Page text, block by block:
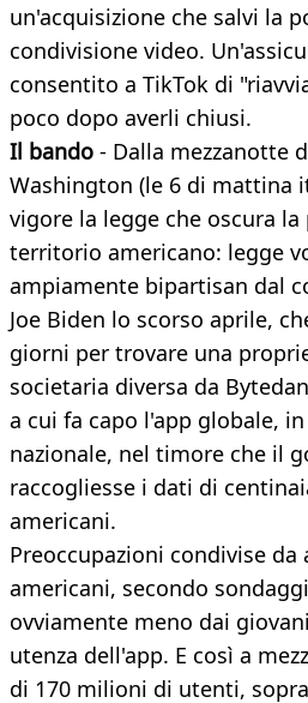
un'acquisizione che salvi la
condivisione video.
consentito a TikTok di
poco dopo averli chiusi.
Il bando - Dalla mezzanotte
Washington (le 6 di mattina
vigore la legge che oscura
territorio americano: legge
ampiamente bipartisan dal
Joe Biden lo scorso aprile,
giorni per trovare una
societaria diversa da
a cui fa capo l'app globale,
nazionale, nel timore che il
raccogliesse i dati di
americani.
Preoccupazioni condivise
americani, secondo
ovviamente meno dai
utenza dell'app. E così a
di 170 milioni di utenti,